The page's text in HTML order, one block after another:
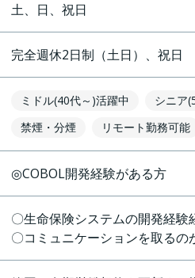
土、日、祝日
完全週休2日制（土日）、祝日
ミドル(40代～)活躍中
シニア
禁煙・分煙
リモート勤務可能
◎COBOL開発経験がある方
〇生命保険システムの開発経
〇コミュニケーションを取るの